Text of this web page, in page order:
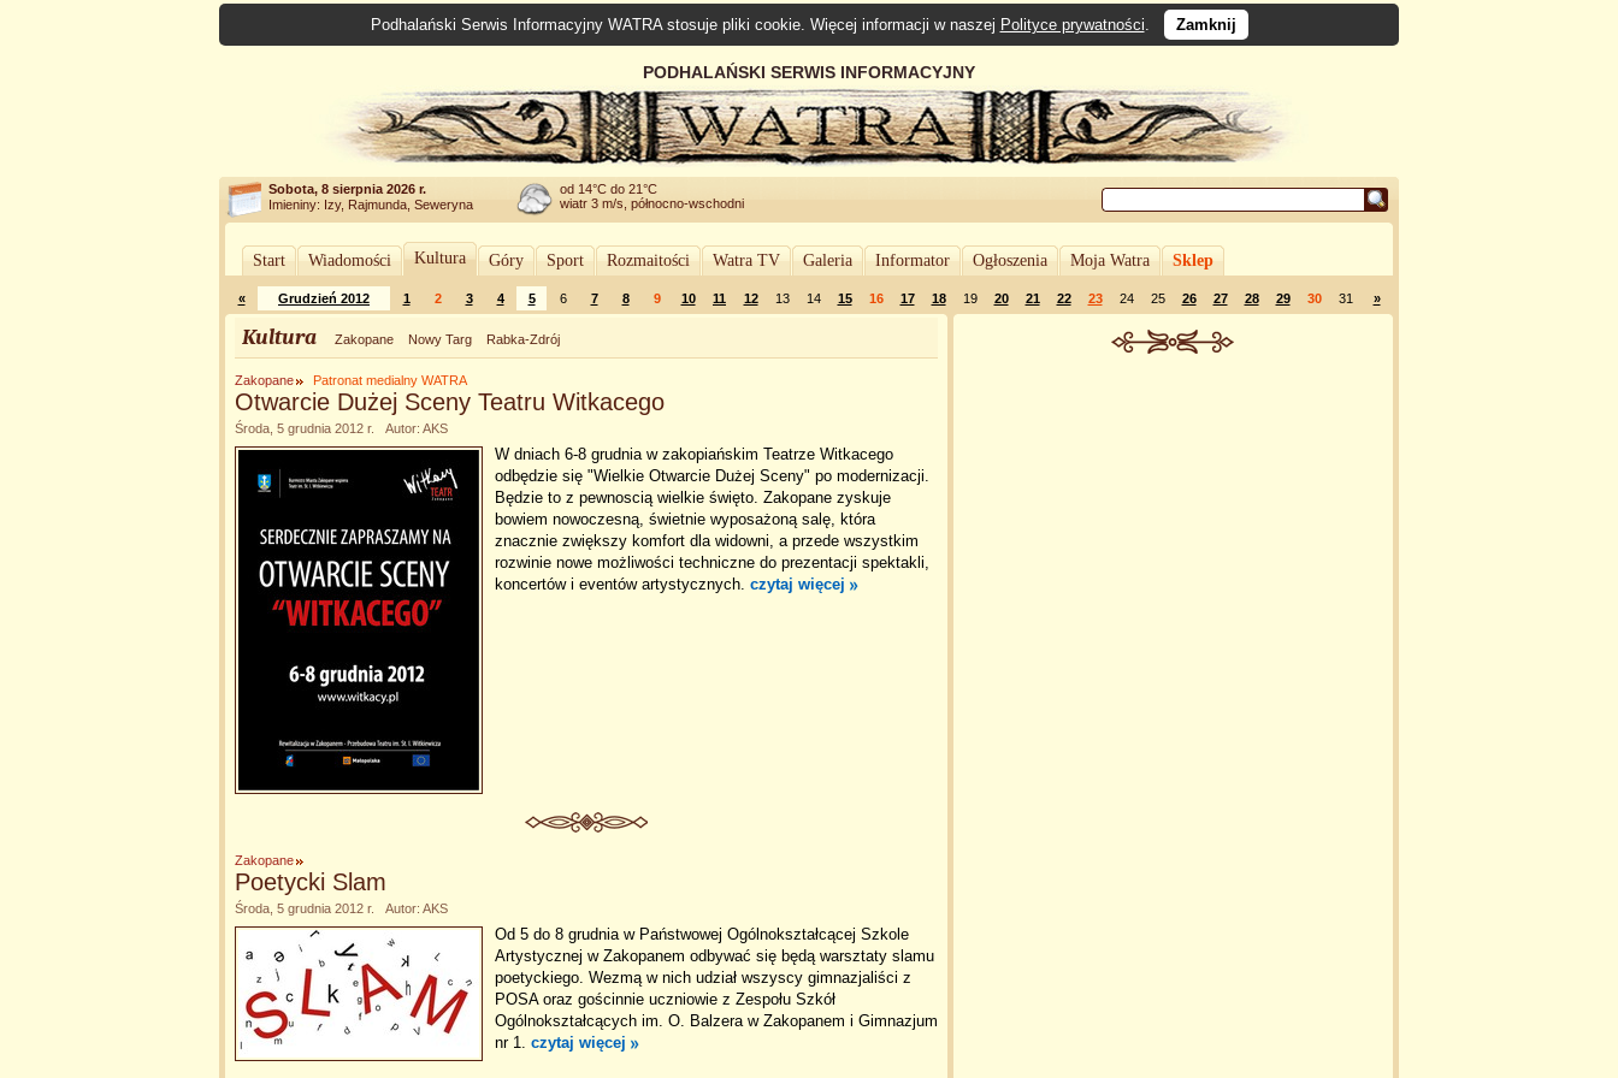
Podhalański Serwis Informacyjny WATRA stosuje pliki cookie. Więcej informacji w naszej Polityce prywatności. Zamknij
PODHALAŃSKI SERWIS INFORMACYJNY
Sobota, 8 sierpnia 2026 r.
Imieniny: Izy, Rajmunda, Seweryna
od 14°C do 21°C
wiatr 3 m/s, północno-wschodni
Start Wiadomości Kultura Góry Sport Rozmaitości Watra TV Galeria Informator Ogłoszenia Moja Watra Sklep
« Grudzień 2012 1 2 3 4 5 6 7 8 9 10 11 12 13 14 15 16 17 18 19 20 21 22 23 24 25 26 27 28 29 30 31 »
Kultura Zakopane Nowy Targ Rabka-Zdrój
Zakopane Patronat medialny WATRA
Otwarcie Dużej Sceny Teatru Witkacego
Środa, 5 grudnia 2012 r. Autor: AKS
W dniach 6-8 grudnia w zakopiańskim Teatrze Witkacego
odbędzie się "Wielkie Otwarcie Dużej Sceny" po modernizacji.
Będzie to z pewnoscią wielkie święto. Zakopane zyskuje
bowiem nowoczesną, świetnie wyposażoną salę, która
znacznie zwiększy komfort dla widowni, a przede wszystkim
rozwinie nowe możliwości techniczne do prezentacji spektakli,
koncertów i eventów artystycznych. czytaj więcej
Zakopane
Poetycki Slam
Środa, 5 grudnia 2012 r. Autor: AKS
Od 5 do 8 grudnia w Państwowej Ogólnokształcącej Szkole
Artystycznej w Zakopanem odbywać się będą warsztaty slamu
poetyckiego. Wezmą w nich udział wszyscy gimnazjaliści z
POSA oraz gościnnie uczniowie z Zespołu Szkół
Ogólnokształcących im. O. Balzera w Zakopanem i Gimnazjum
nr 1. czytaj więcej